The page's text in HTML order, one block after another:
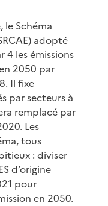
le Schéma
adopté
4 les émissions
2050 par
Il fixe
par secteurs à
remplacé par
Les
tous
: diviser
d’origine
pour
en 2050.